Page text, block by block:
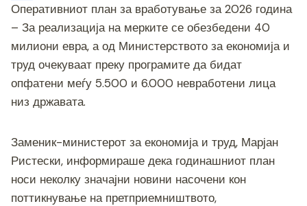
g
e
r
g
r
a
m
t
s
A
p
p
p
y
L
n
m
a
i
S
h
a
e
Оперативниот план за вработување за 2026 година
– За реализација на мерките се обезбедени 40
милиони евра, а од Министерството за економија и
труд очекуваат преку програмите да бидат
опфатени меѓу 5.500 и 6.000 невработени лица
низ државата.
Заменик-министерот за економија и труд, Марјан
Ристески, информираше дека годинашниот план
носи неколку значајни новини насочени кон
поттикнување на претприемништвото,